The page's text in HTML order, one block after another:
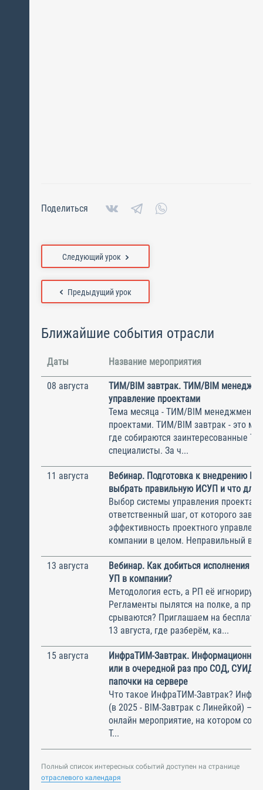
Поделиться
Предыдущий урок
Следующий урок
Ближайшие события отрасли
Даты Название мероприятия
08 августа
ТИМ/BIM завтрак. ТИМ/BIM
управление проектами
Тема месяца - ТИМ/BIM менеджмент и
проектами. ТИМ/BIM завтрак - это
где собираются заинтересованные
специалисты. За ч...
11 августа
Вебинар. Подготовка к внедрению
выбрать правильную ИСУП и что для
Выбор системы управления
ответственный шаг, от которого
эффективность проектного
компании в целом. Неправильный
13 августа
Вебинар. Как добиться исполнения
УП в компании?
Методология есть, а РП её
Регламенты пылятся на полке, а
срываются? Приглашаем на
13 августа, где разберём, ка...
15 августа
ИнфраТИМ-Завтрак.
или в очередной раз про СОД, СУИД и
папочки на сервере
Что такое ИнфраТИМ-Завтрак?
(в 2025 - BIM-Завтрак с Линейкой) –
онлайн мероприятие, на котором
Т...
Полный список интересных событий доступен на странице
отраслевого календаря